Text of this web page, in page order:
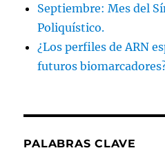
Septiembre: Mes del
Poliquístico.
¿Los perfiles de ARN
futuros
PALABRAS CLAVE